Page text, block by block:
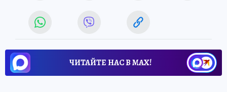
ЧИТАЙТЕ НАС В МАХ!